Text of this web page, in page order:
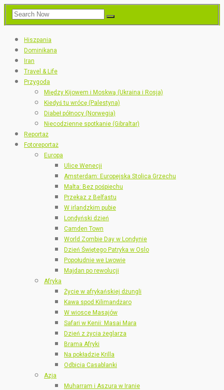
Hiszpania
Dominikana
Iran
Travel & Life
Przygoda
Między Kijowem i Moskwą (Ukraina i Rosja)
Kiedyś tu wrócę (Palestyna)
Diabeł północy (Norwegia)
Niecodzienne spotkanie (Gibraltar)
Reportaż
Fotoreportaż
Europa
Ulice Wenecji
Amsterdam: Europejska Stolica Grzechu
Malta: Bez pośpiechu
Przekaz z Belfastu
W irlandzkim pubie
Londyński dzień
Camden Town
World Zombie Day w Londynie
Dzień Świętego Patryka w Oslo
Popołudnie we Lwowie
Majdan po rewolucji
Afryka
Życie w afrykańskiej dżungli
Kawa spod Kilimandżaro
W wiosce Masajów
Safari w Kenii: Masai Mara
Dzień z życia żeglarza
Brama Afryki
Na pokładzie Krilla
Odbicia Casablanki
Azja
Muharram i Aszura w Iranie